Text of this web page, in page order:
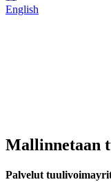
English
Mallinnetaan
Palvelut